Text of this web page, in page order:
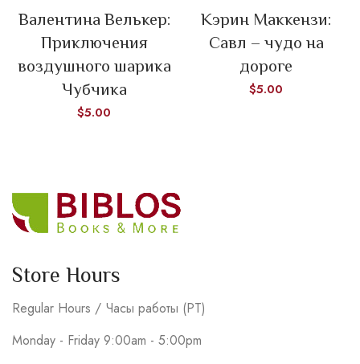
Валентина Велькер:
Приключения
воздушного шарика
Чубчика
$5.00
Кэрин Маккензи:
Савл – чудо на
дороге
$5.00
Store Hours
Regular Hours / Часы работы (PT)
Monday - Friday 9:00am - 5:00pm